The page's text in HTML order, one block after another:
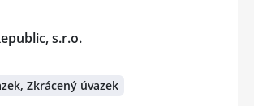
s.r.o.
Zkrácený úvazek